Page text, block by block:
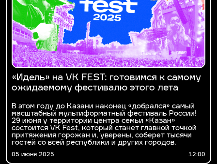
«Идель» на VK FEST: готовимся к самому
ожидаемому фестивалю этого лета
В этом году до Казани наконец «добрался» самый
масштабный мультиформатный фестиваль России!
29 июня у территории центра семьи «Казан»
состоится VK Fest, который станет главной точкой
притяжения горожан и, уверены, соберет тысячи
гостей со всей республики и других городов.
05 июня 2025 12:00